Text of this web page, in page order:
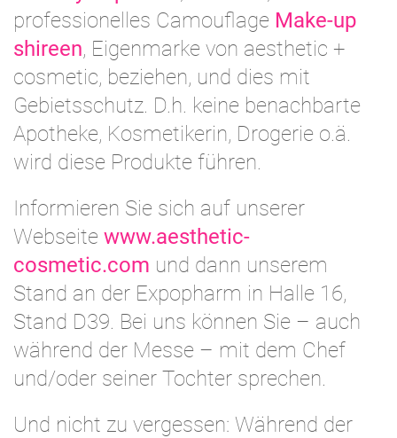
professionelles Camouflage Make-up
shireen, Eigenmarke von aesthetic +
cosmetic, beziehen, und dies mit
Gebietsschutz. D.h. keine benachbarte
Apotheke, Kosmetikerin, Drogerie o.ä.
wird diese Produkte führen.
Informieren Sie sich auf unserer
Webseite www.aesthetic-
cosmetic.com und dann unserem
Stand an der Expopharm in Halle 16,
Stand D39. Bei uns können Sie – auch
während der Messe – mit dem Chef
und/oder seiner Tochter sprechen.
Und nicht zu vergessen: Während der